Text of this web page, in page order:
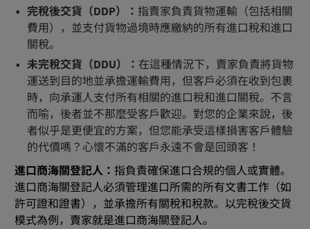
完稅後交貨（DDP）： 指賣家負責貨物運輸（包括相關
費用），並支付貨物過境時應繳納的所有進口稅和進口
關稅。
未完稅交貨（DDU）： 在這種情況下，賣家負責將貨物
運送到目的地並承擔運輸費用，但客戶必須在收到包裹
時，向承運人支付所有相關的進口稅和進口關稅。不言
而喻，後者並不那麼受客戶歡迎。對您的企業來說，後
者似乎是更便宜的方案，但您能承受這樣損害客戶體驗
的代價嗎？心懷不滿的客戶永遠不會是回頭客！
進口商海關登記人： 指負責確保進口合規的個人或實體。
進口商海關登記人必須管理進口所需的所有文書工作（如
許可證和證書），並承擔所有關稅和稅款。以完稅後交貨
模式為例，賣家就是進口商海關登記人。